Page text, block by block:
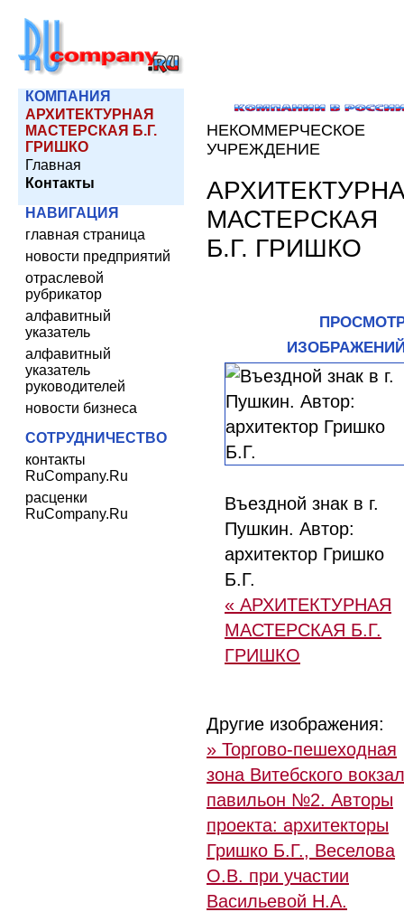
КОМПАНИЯ
АРХИТЕКТУРНАЯ
МАСТЕРСКАЯ Б.Г.
ГРИШКО
Главная
Контакты
НАВИГАЦИЯ
главная страница
новости предприятий
отраслевой
рубрикатор
алфавитный
указатель
алфавитный
указатель
руководителей
новости бизнеса
СОТРУДНИЧЕСТВО
контакты
RuCompany.Ru
расценки
RuCompany.Ru
НЕКОММЕРЧЕСКОЕ
УЧРЕЖДЕНИЕ
МАСТЕРСКАЯ
Б.Г. ГРИШКО
Въездной знак в г.
Пушкин. Автор:
архитектор Гришко
Б.Г.
« АРХИТЕКТУРНАЯ
МАСТЕРСКАЯ Б.Г.
ГРИШКО
Другие изображения:
» Торгово-пешеходная
зона Витебского
павильон №2. Авторы
проекта: архитекторы
Гришко Б.Г., Веселова
О.В. при участии
Васильевой Н.А.